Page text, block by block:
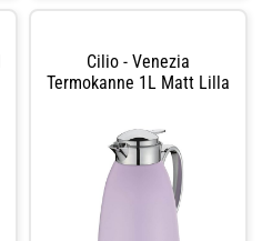
Cilio - Venezia
Termokanne 1L Matt Lilla